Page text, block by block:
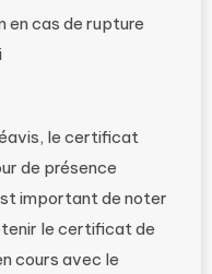
en cas de rupture
le certificat
de présence
important de noter
le certificat de
cours avec le